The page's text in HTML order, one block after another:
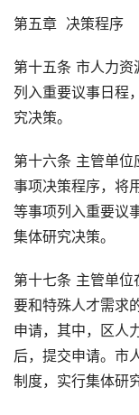
第五章 决策程序
第十五条 市人力
列入重要议事日程
究决策。
第十六条 主管单
事项决策程序，将
等事项列入重要议
集体研究决策。
第十七条 主管单
要和特殊人才需求
申请，其中，区人
后，提交申请。市
制度，实行集体研